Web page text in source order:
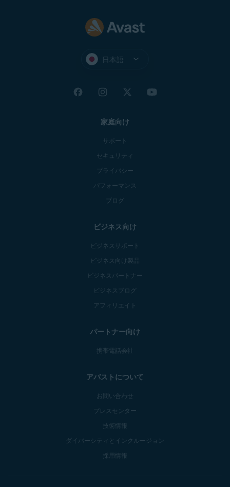
日本語
家庭向け
サポート
セキュリティ
プライバシー
パフォーマンス
ブログ
ビジネス向け
ビジネスサポート
ビジネス向け製品
ビジネスパートナー
ビジネスブログ
アフィリエイト
パートナー向け
携帯電話会社
アバストについて
お問い合わせ
プレスセンター
技術情報
ダイバーシティとインクルージョン
採用情報